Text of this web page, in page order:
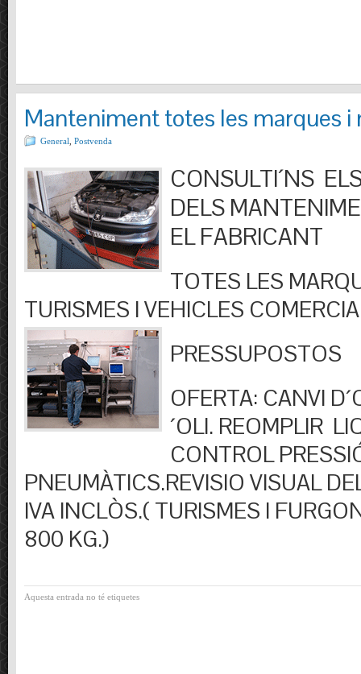
Manteniment totes les marques i
General Postvenda
CONSULTI´NS
DELS
EL FABRICANT
TOTES LES
TURISMES I VEHICLES
PRESSUPOSTOS
OFERTA: CANVI
´OLI. REOMPLIR
CONTROL
PNEUMÀTICS.REVISIO VISUAL
IVA INCLÒS.( TURISMES I
800 KG.)
Aquesta entrada no té etiquetes